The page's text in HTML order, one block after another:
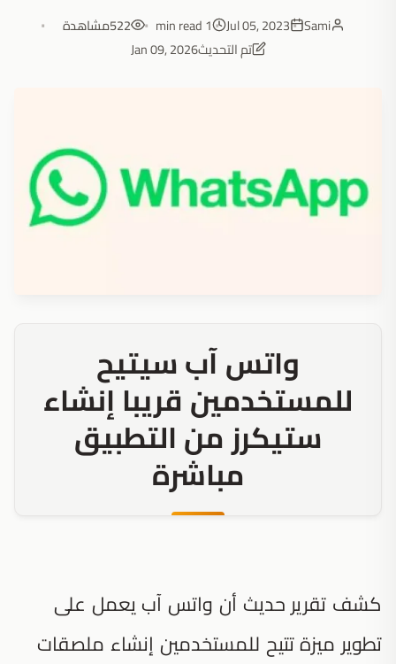
Sami
Jul 05, 2023
1 min read
522مشاهدة
تم التحديثJan 09, 2026
واتس آب سيتيح
للمستخدمين قريبا إنشاء
ستيكرز من التطبيق
مباشرة
كشف تقرير حديث أن واتس آب يعمل على
تطوير ميزة تتيح للمستخدمين إنشاء ملصقات